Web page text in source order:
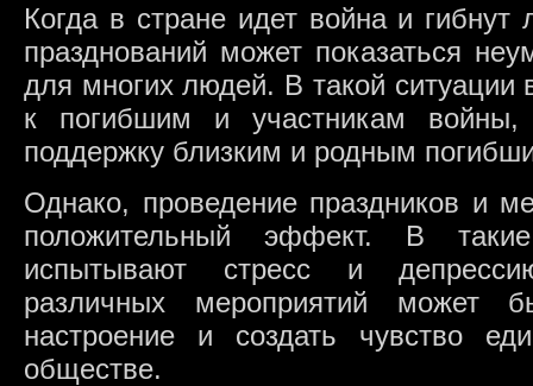
Когда в стране идет война и
празднований может показаться
для многих людей. В такой ситуации
к погибшим и участникам войны,
поддержку близким и родным
Однако, проведение праздников и
положительный эффект. В
испытывают стресс и
различных мероприятий может
настроение и создать чувство
обществе.